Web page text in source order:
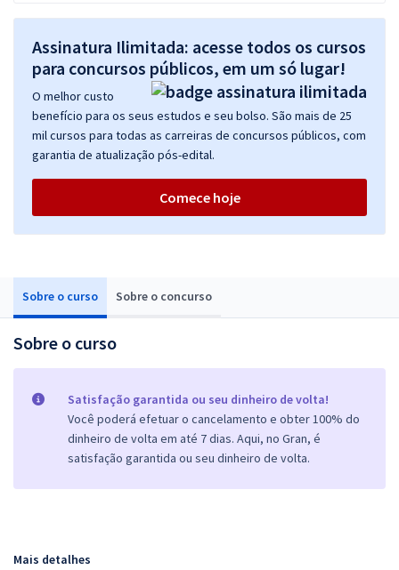
Sobre o curso Sobre o concurso
Sobre o curso
Satisfação garantida ou seu dinheiro de volta!
Você poderá efetuar o cancelamento e obter 100% do
dinheiro de volta em até 7 dias. Aqui, no Gran, é
satisfação garantida ou seu dinheiro de volta.
Mais detalhes
Assinatura Ilimitada: acesse todos os cursos
para concursos públicos, em um só lugar!
O melhor custo
benefício para os seus estudos e seu bolso. São mais de 25
mil cursos para todas as carreiras de concursos públicos, com
garantia de atualização pós-edital.
Comece hoje